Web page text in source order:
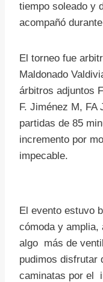
tiempo soleado y
acompañó
El torneo fue
Maldonado
árbitros adjuntos
F. Jiménez M, FA
partidas de 85
incremento por
impecable.
El evento estuvo
cómoda y amplia,
algo más de
pudimos disfrutar
caminatas por el